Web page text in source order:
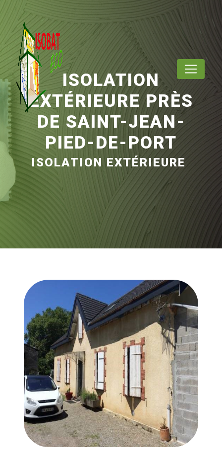
ISOLATION
EXTÉRIEURE PRÈS
DE SAINT-JEAN-
PIED-DE-PORT
ISOLATION EXTÉRIEURE
Panneau de gestion des cookies